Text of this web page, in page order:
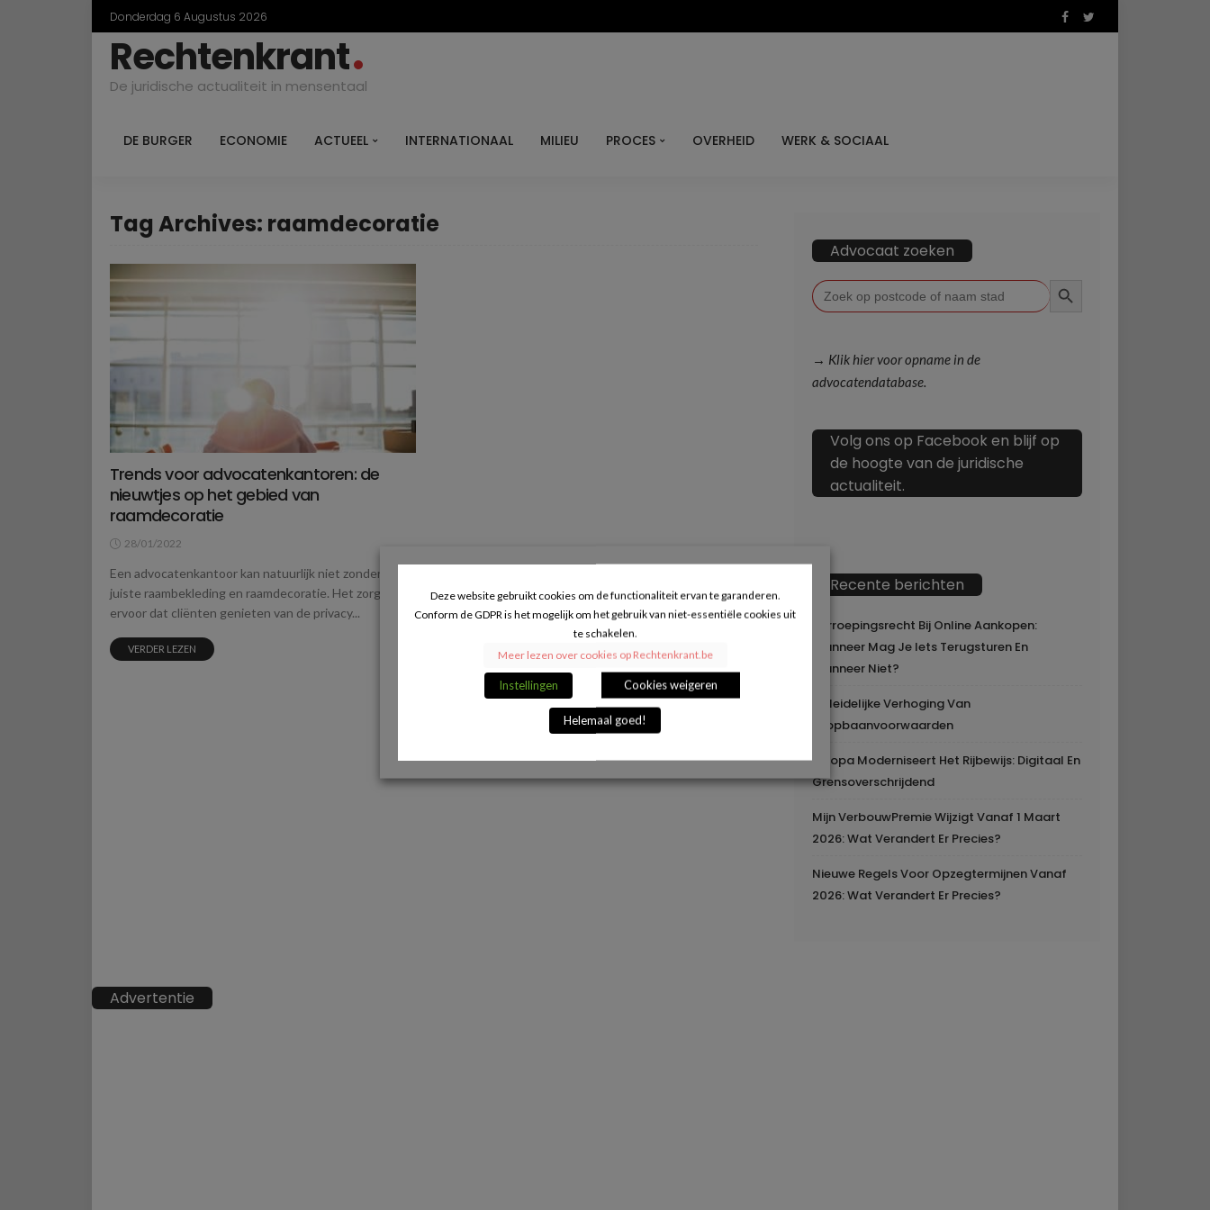
Donderdag 6 Augustus 2026
Rechtenkrant
De juridische actualiteit in mensentaal
DE BURGER ECONOMIE ACTUEEL INTERNATIONAAL MILIEU PROCES OVERHEID WERK & SOCIAAL
Tag Archives: raamdecoratie
Trends voor advocatenkantoren: de
nieuwtjes op het gebied van
raamdecoratie
28/01/2022
Een advocatenkantoor kan natuurlijk niet zonder de
juiste raambekleding en raamdecoratie. Het zorgt
ervoor dat cliënten genieten van de privacy...
VERDER LEZEN
Advocaat zoeken
Zoek
naar:
→ Klik hier voor opname in de
advocatendatabase.
Volg ons op Facebook en blijf op
de hoogte van de juridische
actualiteit.
Recente berichten
Herroepingsrecht Bij Online Aankopen:
Wanneer Mag Je Iets Terugsturen En
Wanneer Niet?
Geleidelijke Verhoging Van
Loopbaanvoorwaarden
Europa Moderniseert Het Rijbewijs: Digitaal En
Grensoverschrijdend
Mijn VerbouwPremie Wijzigt Vanaf 1 Maart
2026: Wat Verandert Er Precies?
Nieuwe Regels Voor Opzegtermijnen Vanaf
2026: Wat Verandert Er Precies?
Advertentie
Deze website gebruikt cookies om de functionaliteit ervan te garanderen.
Conform de GDPR is het mogelijk om het gebruik van niet-essentiële cookies uit
te schakelen.
Meer lezen over cookies op Rechtenkrant.be
Instellingen Cookies weigeren
Helemaal goed!